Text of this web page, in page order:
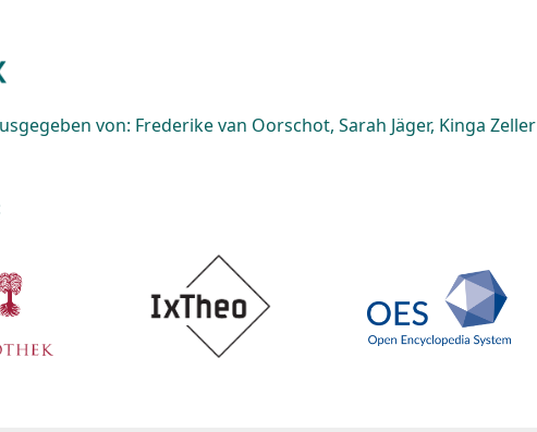
von: Frederike van Oorschot, Sarah Jäger, Kinga Zeller